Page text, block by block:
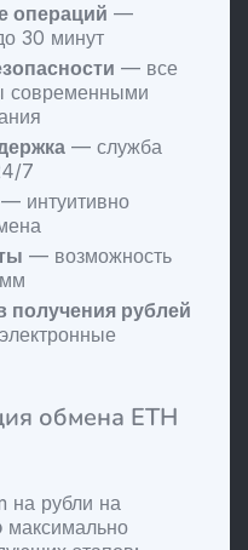
операций —
30 минут
— все
современными
— служба
7
— интуитивно
— возможность
получения рублей
обмена ETH
на рубли на
максимально